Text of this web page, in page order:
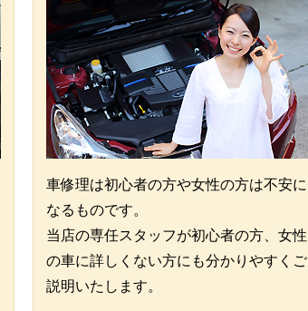
車修理は初心者の方や女性の方は不安に
なるものです。
当店の専任スタッフが初心者の方、女性
の車に詳しくない方にも分かりやすくご
説明いたします。